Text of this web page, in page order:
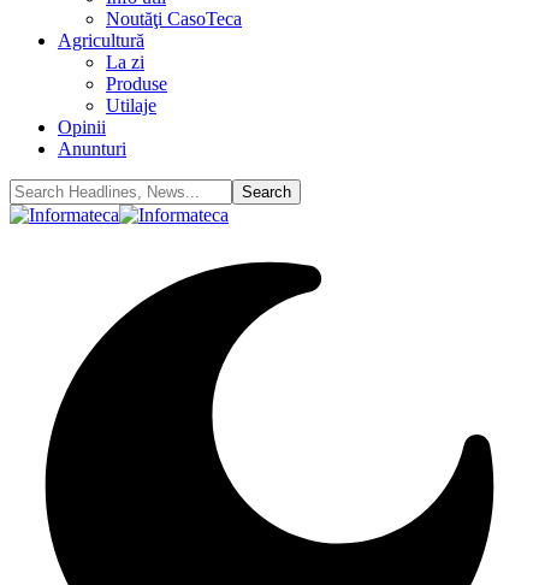
Noutăţi CasoTeca
Agricultură
La zi
Produse
Utilaje
Opinii
Anunturi